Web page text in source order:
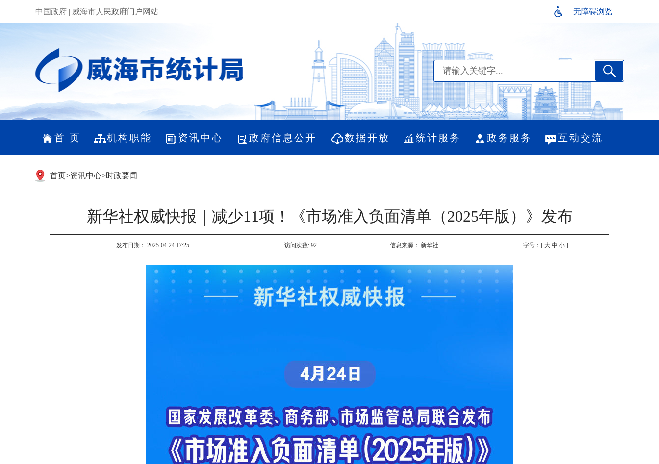
中国政府 | 威海市人民政府门户网站 无障碍浏览
首 页 机构职能 资讯中心 政府信息公开 数据开放 统计服务 政务服务 互动交流
首页>资讯中心>时政要闻
新华社权威快报｜减少11项！《市场准入负面清单（2025年版）》发布
发布日期： 2025-04-24 17:25 访问次数: 92 信息来源： 新华社 字号：[ 大 中 小]